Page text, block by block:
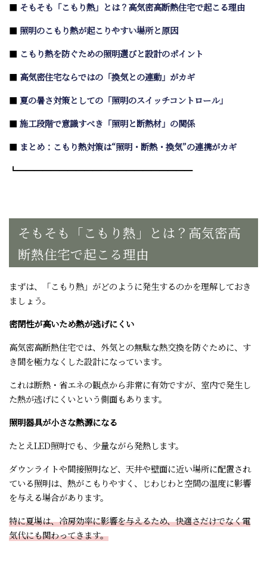
■ そもそも「こもり熱」とは？高気密高断熱住宅で起こる理由
■ 照明のこもり熱が起こりやすい場所と原因
■ こもり熱を防ぐための照明選びと設計のポイント
■ 高気密住宅ならではの「換気との連動」がカギ
■ 夏の暑さ対策としての「照明のスイッチコントロール」
■ 施工段階で意識すべき「照明と断熱材」の関係
■ まとめ：こもり熱対策は“照明・断熱・換気”の連携がカギ
┗━━━━━━━━━━━━━━━━━━━━━
そもそも「こもり熱」とは？高気密高
断熱住宅で起こる理由
まずは、「こもり熱」がどのように発生するのかを理解しておき
ましょう。
密閉性が高いため熱が逃げにくい
高気密高断熱住宅では、外気との無駄な熱交換を防ぐために、す
き間を極力なくした設計になっています。
これは断熱・省エネの観点から非常に有効ですが、室内で発生し
た熱が逃げにくいという側面もあります。
照明器具が小さな熱源になる
たとえLED照明でも、少量ながら発熱します。
ダウンライトや間接照明など、天井や壁面に近い場所に配置され
ている照明は、熱がこもりやすく、じわじわと空間の温度に影響
を与える場合があります。
特に夏場は、冷房効率に影響を与えるため、快適さだけでなく電
気代にも関わってきます。